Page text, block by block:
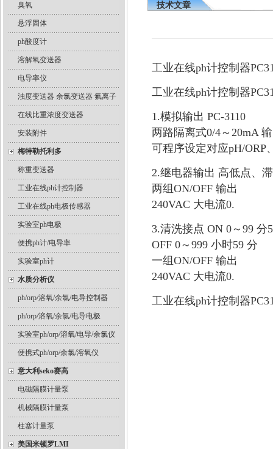
臭氧
悬浮固体
ph酸度计
溶解氧变送器
电导率仪
浊度变送器 余氯变送器 氟离子
在线比重浓度变送器
安装附件
梅特勒托利多
称重变送器
工业在线ph计控制器
工业在线ph电极传感器
实验室ph电极
便携ph计/电导率
实验室ph计
水质分析仪
ph/orp/溶氧/余氯/电导控制器
ph/orp/溶氧/余氯/电导电极
实验室ph/orp/溶氧/电导/余氯仪
便携式ph/orp/余氯/溶氧仪
意大利seko赛高
电磁隔膜计量泵
机械隔膜计量泵
柱塞计量泵
美国米顿罗LMI
技术文章
工业在线ph计控制器
工业在线ph计控制器
1.模拟输出 PC-3110
两路隔离式0/4～20mA
可程序设定对应pH/ORP
2.继电器输出 高低点、
两组ON/OFF 输出
240VAC 大电流0.
3.清洗接点 ON 0～99 分
OFF 0～999 小时59 分
一组ON/OFF 输出
240VAC 大电流0.
工业在线ph计控制器